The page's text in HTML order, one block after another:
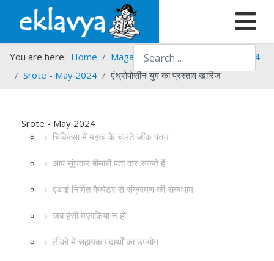
Search
You are here: Home Magazines Srote
Srote - 2024
Srote - May 2024
एंथ्रोपोसीन युग का प्रस्ताव खारिज
Srote - May 2024
चिकित्सा में महत्व के चलते जोंक पतन
आप सूंघकर बीमारी पता कर सकते हैं
एआई निर्मित कैथेटर से संक्रमण की रोकथाम
जब हंसी मज़ाकिया न हो
टीकों में सहायक पदार्थों का उपयोग